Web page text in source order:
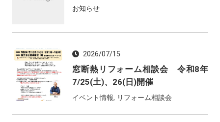
お知らせ
2026/07/15
窓断熱リフォーム相談会 令和8年
7/25(土)、26(日)開催
イベント情報, リフォーム相談会